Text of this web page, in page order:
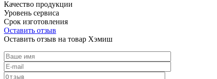
Качество продукции
Уровень сервиса
Срок изготовления
Оставить отзыв
Оставить отзыв на товар Хэмиш